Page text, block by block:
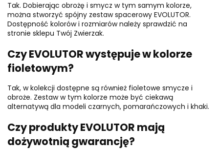
Tak. Dobierając obrożę i smycz w tym samym kolorze,
można stworzyć spójny zestaw spacerowy EVOLUTOR.
Dostępność kolorów i rozmiarów należy sprawdzić na
stronie sklepu Twój Zwierzak.
Czy EVOLUTOR występuje w kolorze
fioletowym?
Tak, w kolekcji dostępne są również fioletowe smycze i
obroże. Zestaw w tym kolorze może być ciekawą
alternatywą dla modeli czarnych, pomarańczowych i khaki.
Czy produkty EVOLUTOR mają
dożywotnią gwarancję?